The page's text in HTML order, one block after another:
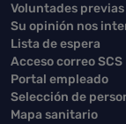
Voluntades previas
Su opinión nos
Lista de espera
Acceso correo SCS
Portal empleado
Selección de
Mapa sanitario